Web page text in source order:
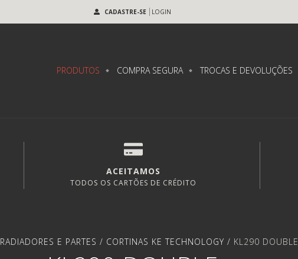
CADASTRE-SE LOGIN
PRODUTOS COMPRA SEGURA TROCAS E DEVOLUÇÕES
ACEITAMOS
TODOS OS CARTÕES DE CRÉDITO
RADIADORES E PARTES / CORTINAS KE TECHNOLOGY / KL290 DOUBLE